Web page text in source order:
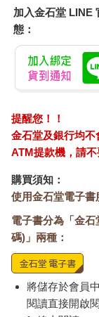
加入金石堂 LINE
態：
提醒您！！
金石堂及銀行均
ATM提款機，請不
購買須知：
使用金石堂電子書
電子書分為「金
碼)」兩種：
將儲存於會員
閱讀直接開啟閱